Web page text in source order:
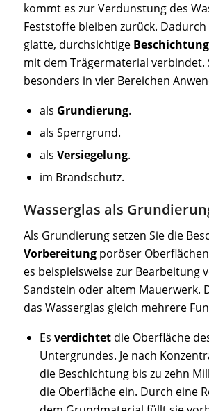
kommt es zur Verdunstung des
Feststoffe bleiben zurück.
glatte, durchsichtigeBeschichtung
mit dem Trägermaterial verbindet.
besonders in vier Bereichen
als Grundierung.
als Sperrgrund.
als Versiegelung.
im Brandschutz.
Wasserglas als
Als Grundierung setzen Sie die
Vorbereitungporöser
es beispielsweise zur Bearbeitung
Sandstein oder altem Mauerwerk.
das Wasserglas gleich mehrere
Es verdichtetdie Oberfläche
Untergrundes. Je nach
die Beschichtung bis zu zehn
die Oberfläche ein. Durch eine